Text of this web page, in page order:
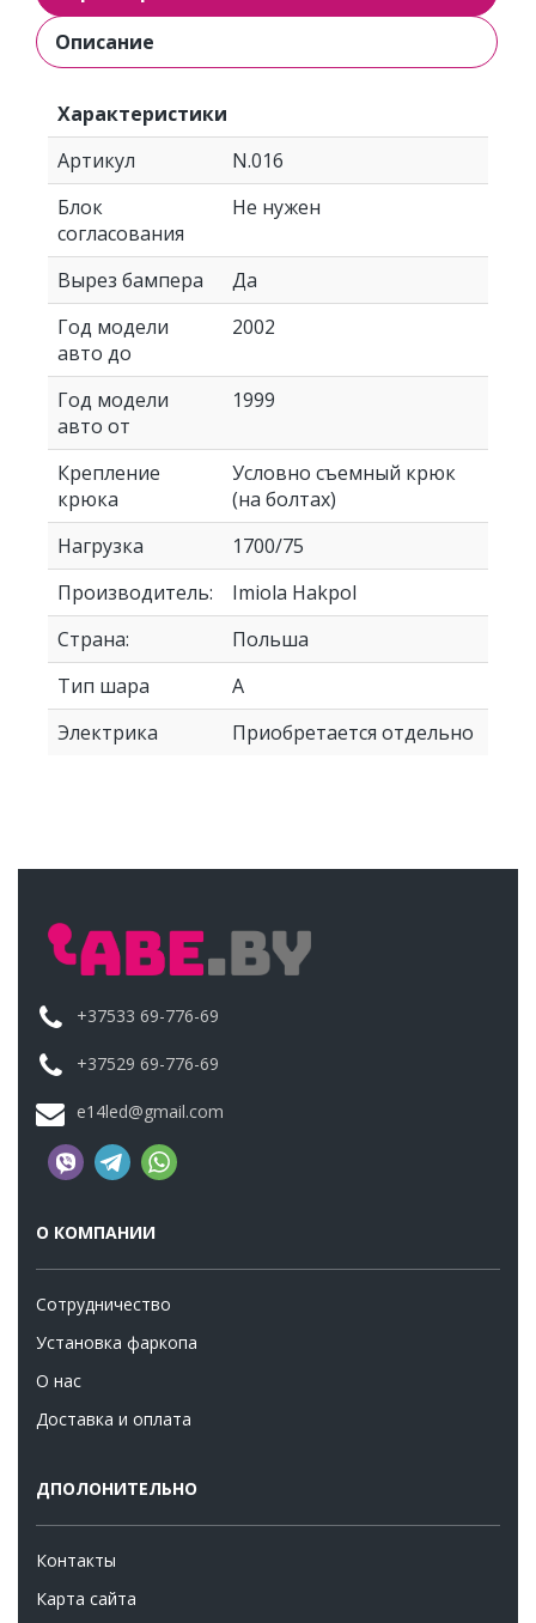
Описание
Характеристики
Артикул
N.016
Блок
согласования
Не нужен
Вырез бампера
Да
Год модели
авто до
2002
Год модели
авто от
1999
Крепление
крюка
Условно съемный крюк
(на болтах)
Нагрузка
1700/75
Производитель:
Imiola Hakpol
Страна:
Польша
Тип шара
A
Электрика
Приобретается отдельно
+37533 69-776-69
+37529 69-776-69
e14led@gmail.com
О КОМПАНИИ
Сотрудничество
Установка фаркопа
О нас
Доставка и оплата
ДПОЛОНИТЕЛЬНО
Контакты
Карта сайта